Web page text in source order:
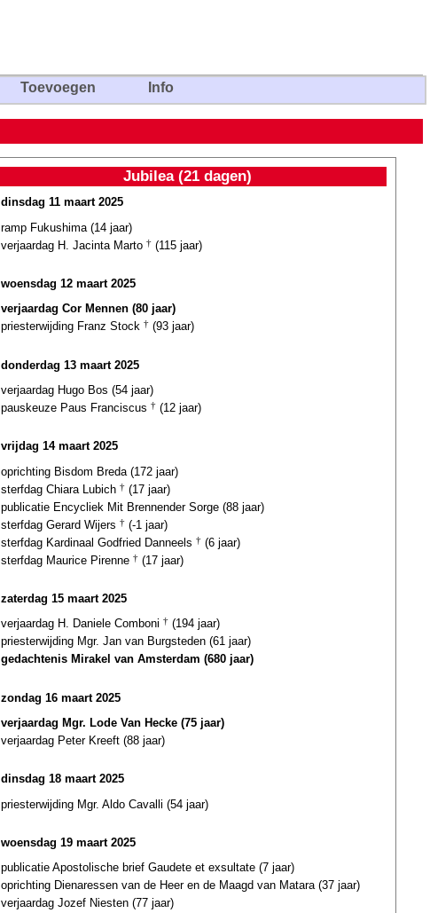
Toevoegen Info
Jubilea (21 dagen)
dinsdag 11 maart 2025
ramp Fukushima (14 jaar)
verjaardag H. Jacinta Marto † (115 jaar)
woensdag 12 maart 2025
verjaardag Cor Mennen (80 jaar)
priesterwijding Franz Stock † (93 jaar)
donderdag 13 maart 2025
verjaardag Hugo Bos (54 jaar)
pauskeuze Paus Franciscus † (12 jaar)
vrijdag 14 maart 2025
oprichting Bisdom Breda (172 jaar)
sterfdag Chiara Lubich † (17 jaar)
publicatie Encycliek Mit Brennender Sorge (88 jaar)
sterfdag Gerard Wijers † (-1 jaar)
sterfdag Kardinaal Godfried Danneels † (6 jaar)
sterfdag Maurice Pirenne † (17 jaar)
zaterdag 15 maart 2025
verjaardag H. Daniele Comboni † (194 jaar)
priesterwijding Mgr. Jan van Burgsteden (61 jaar)
gedachtenis Mirakel van Amsterdam (680 jaar)
zondag 16 maart 2025
verjaardag Mgr. Lode Van Hecke (75 jaar)
verjaardag Peter Kreeft (88 jaar)
dinsdag 18 maart 2025
priesterwijding Mgr. Aldo Cavalli (54 jaar)
woensdag 19 maart 2025
publicatie Apostolische brief Gaudete et exsultate (7 jaar)
oprichting Dienaressen van de Heer en de Maagd van Matara (37 jaar)
verjaardag Jozef Niesten (77 jaar)